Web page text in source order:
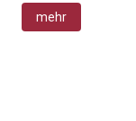
mehr